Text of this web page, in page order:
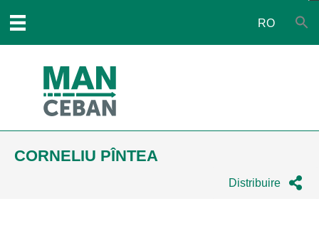
RO
CORNELIU PÎNTEA
Distribuire